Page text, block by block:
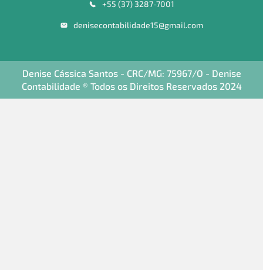
+55 (37) 3287-7001
denisecontabilidade15@gmail.com
Denise Cássica Santos - CRC/MG: 75967/O - Denise
Contabilidade ® Todos os Direitos Reservados 2024